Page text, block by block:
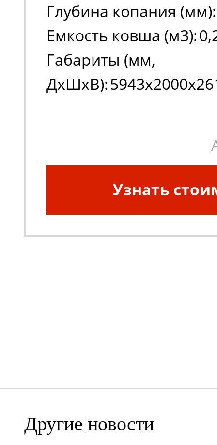
Глубина копания (мм):
Емкость ковша (м3):
Габариты (мм,
ДxШxВ):
Узнать
Другие новости